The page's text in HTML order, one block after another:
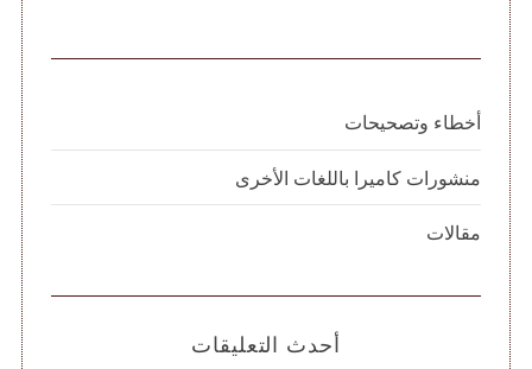
أخطاء وتصحيحات
منشورات كاميرا باللغات الأخرى
مقالات
أحدث التعليقات